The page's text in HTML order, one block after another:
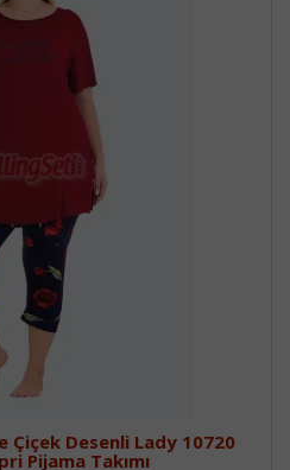
Desenli Lady 10720
Pijama Takımı